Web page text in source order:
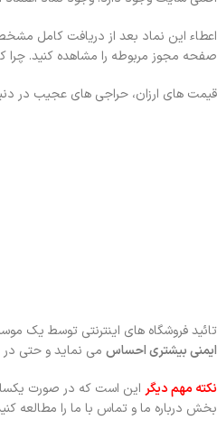
اعطاء این نماد بعد از دریافت کامل
صفحه مجوز مربوطه را مشاهده کنید. چرا
قیمت های ارزان، حراجی های عجیب در
تائید فروشگاه های اینترنتی توسط یک
ایمنی بیشتری احساس می نماید و حتی در
نکته مهم دیگر این است که در صورت
بخش درباره ما و تماس با ما را مطالعه